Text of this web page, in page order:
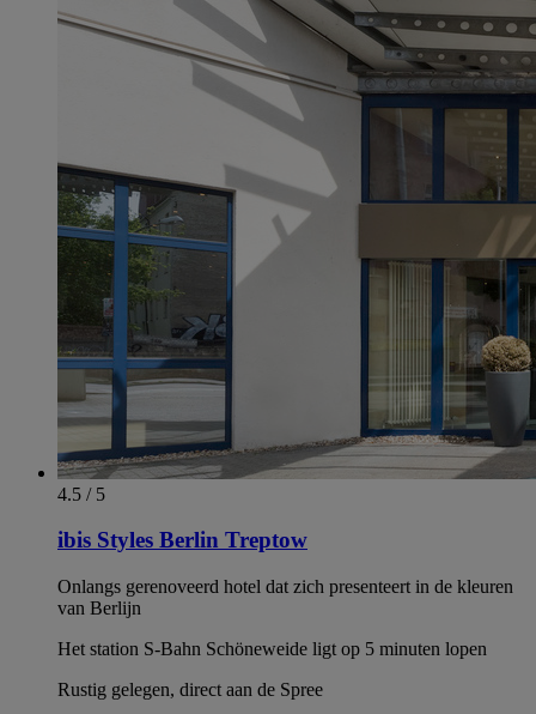
4.5 / 5
ibis Styles Berlin Treptow
Onlangs gerenoveerd hotel dat zich presenteert in de kleuren
van Berlijn
Het station S-Bahn Schöneweide ligt op 5 minuten lopen
Rustig gelegen, direct aan de Spree